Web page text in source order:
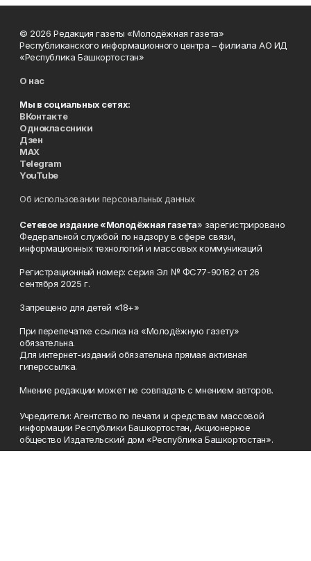
© 2026 Редакция газеты «Молодёжная газета»
Республиканского информационного центра – филиала АО ИД
«Республика Башкортостан»
О нас
Мы в социальных сетях:
ВКонтакте
Одноклассники
Дзен
MAX
Telegram
YouTube
Об использовании персональных данных
Сетевое издание «Молодёжная газета» зарегистрировано
Федеральной службой по надзору в сфере связи,
информационных технологий и массовых коммуникаций
Регистрационный номер: серия Эл № ФС77-90162 от 26
сентября 2025 г.
Запрещено для детей «18+»
При перепечатке ссылка на «Молодёжную газету»
обязательна.
Для интернет-изданий обязательна прямая активная
гиперссылка.
Мнение редакции может не совпадать с мнением авторов.
Учредители: Агентство по печати и средствам массовой
информации Республики Башкортостан, Акционерное
общество Издательский дом «Республика Башкортостан».